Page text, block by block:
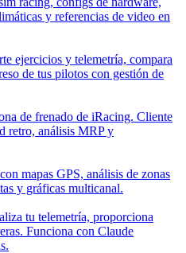
y referencias de video en
ejercicios y telemetría, compara
de tus pilotos con gestión de
de frenado de iRacing. Cliente
retro, análisis MRP y
mapas GPS, análisis de zonas
y gráficas multicanal.
tu telemetría, proporciona
Funciona con Claude